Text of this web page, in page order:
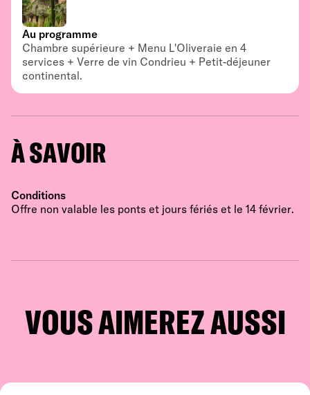
Au programme
Chambre supérieure + Menu L'Oliveraie en 4
services + Verre de vin Condrieu + Petit-déjeuner
continental.
À SAVOIR
Conditions
Offre non valable les ponts et jours fériés et le 14 février.
VOUS AIMEREZ AUSSI